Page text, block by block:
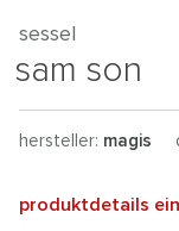
sessel
sam son
hersteller: magis
produktdetails